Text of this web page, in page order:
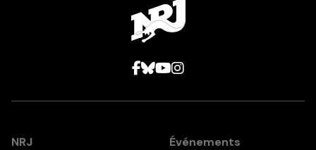
NRJ Événements